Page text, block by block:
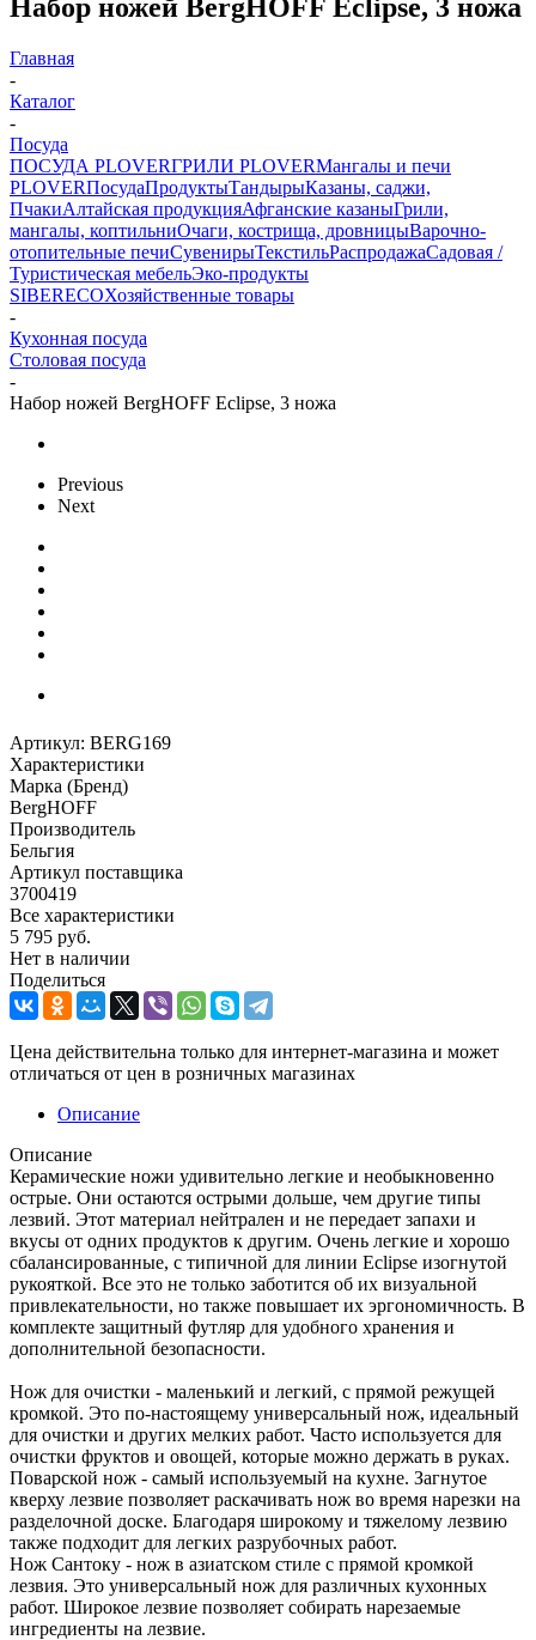
Набор ножей BergHOFF Eclipse, 3 ножа
Главная
-
Каталог
-
Посуда
ПОСУДА PLOVERГРИЛИ PLOVERМангалы и печи
PLOVERПосудаПродуктыТандырыКазаны, саджи,
ПчакиАлтайская продукцияАфганские казаныГрили,
мангалы, коптильниОчаги, кострища, дровницыВарочно-
отопительные печиСувенирыТекстильРаспродажаСадовая /
Туристическая мебельЭко-продукты
SIBERECOХозяйственные товары
-
Кухонная посуда
Столовая посуда
-
Набор ножей BergHOFF Eclipse, 3 ножа
Previous
Next
Артикул: BERG169
Характеристики
Марка (Бренд)
BergHOFF
Производитель
Бельгия
Артикул поставщика
3700419
Все характеристики
5 795 руб.
Нет в наличии
Поделиться
Цена действительна только для интернет-магазина и может
отличаться от цен в розничных магазинах
Описание
Описание
Керамические ножи удивительно легкие и необыкновенно
острые. Они остаются острыми дольше, чем другие типы
лезвий. Этот материал нейтрален и не передает запахи и
вкусы от одних продуктов к другим. Очень легкие и хорошо
сбалансированные, с типичной для линии Eclipse изогнутой
рукояткой. Все это не только заботится об их визуальной
привлекательности, но также повышает их эргономичность. В
комплекте защитный футляр для удобного хранения и
дополнительной безопасности.
Нож для очистки - маленький и легкий, с прямой режущей
кромкой. Это по-настоящему универсальный нож, идеальный
для очистки и других мелких работ. Часто используется для
очистки фруктов и овощей, которые можно держать в руках.
Поварской нож - самый используемый на кухне. Загнутое
кверху лезвие позволяет раскачивать нож во время нарезки на
разделочной доске. Благодаря широкому и тяжелому лезвию
также подходит для легких разрубочных работ.
Нож Сантоку - нож в азиатском стиле с прямой кромкой
лезвия. Это универсальный нож для различных кухонных
работ. Широкое лезвие позволяет собирать нарезаемые
ингредиенты на лезвие.